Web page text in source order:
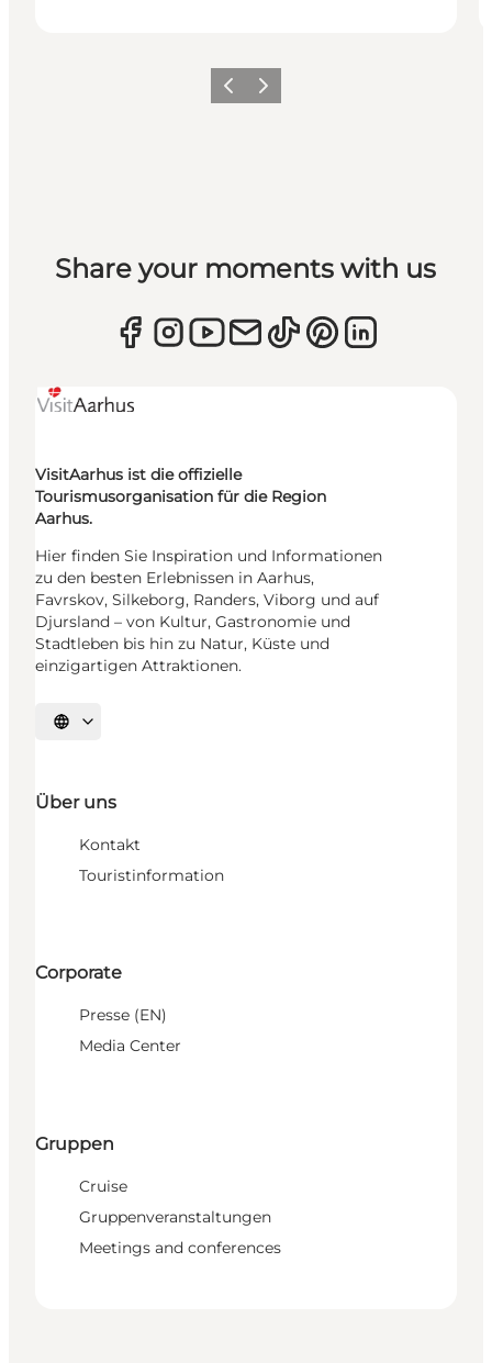
ZurückWeiter
Share your moments with us
VisitAarhus ist die offizielle
Tourismusorganisation für die Region
Aarhus.
Hier finden Sie Inspiration und Informationen
zu den besten Erlebnissen in Aarhus,
Favrskov, Silkeborg, Randers, Viborg und auf
Djursland – von Kultur, Gastronomie und
Stadtleben bis hin zu Natur, Küste und
einzigartigen Attraktionen.
Sprache auswählen
Über uns
Kontakt
Touristinformation
Corporate
Presse (EN)
Media Center
Gruppen
Cruise
Gruppenveranstaltungen
Meetings and conferences